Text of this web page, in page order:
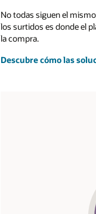
No todas siguen el
los surtidos es donde el
la compra.
Descubre cómo las